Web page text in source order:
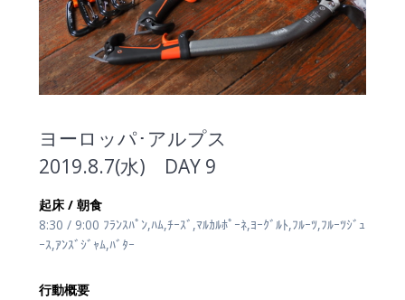
ヨーロッパ･アルプス
2019.8.7(水) DAY 9
起床 / 朝食
8:30 / 9:00 ﾌﾗﾝｽﾊﾟﾝ,ﾊﾑ,ﾁｰｽﾞ,ﾏﾙｶﾙﾎﾟｰﾈ,ﾖｰｸﾞﾙﾄ,ﾌﾙｰﾂ,ﾌﾙｰﾂｼﾞｭ
ｰｽ,ｱﾝｽﾞｼﾞｬﾑ,ﾊﾞﾀｰ
行動概要